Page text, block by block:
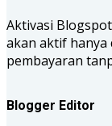
Aktivasi
akan aktif hanya
pembayaran
Blogger Editor